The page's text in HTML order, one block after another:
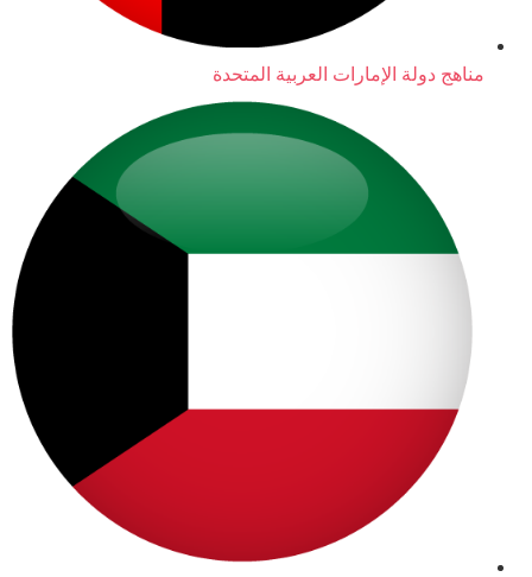
مناهج دولة الإمارات العربية المتحدة